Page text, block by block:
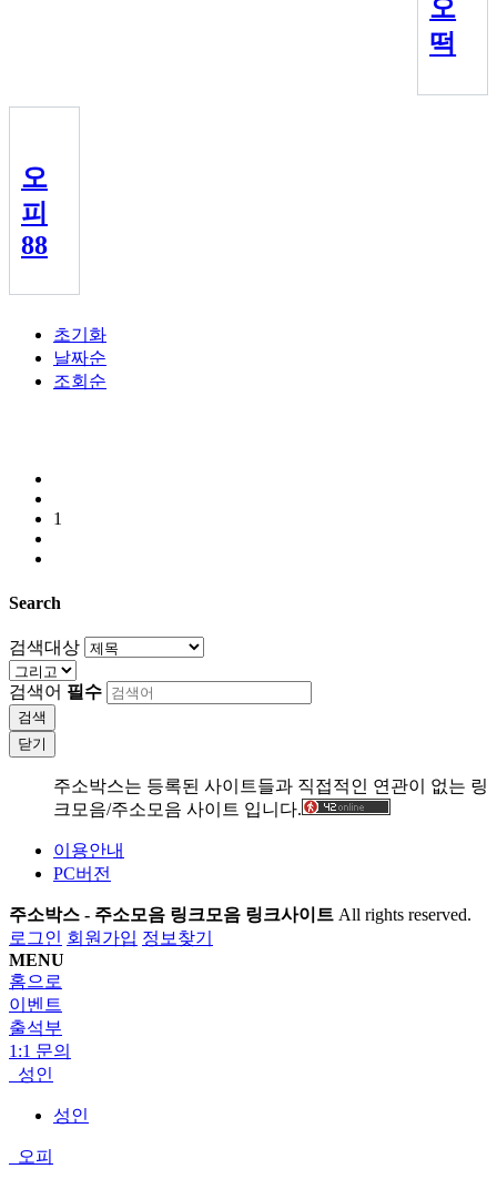
오
떡
오
피
88
초기화
날짜순
조회순
1
Search
검색대상
검색어 필수
검색
닫기
주소박스는 등록된 사이트들과 직접적인 연관이 없는 링
크모음/주소모음 사이트 입니다.
이용안내
PC버전
주소박스 - 주소모음 링크모음 링크사이트 All rights reserved.
로그인 회원가입 정보찾기
MENU
홈으로
이벤트
출석부
1:1 문의
성인
성인
오피